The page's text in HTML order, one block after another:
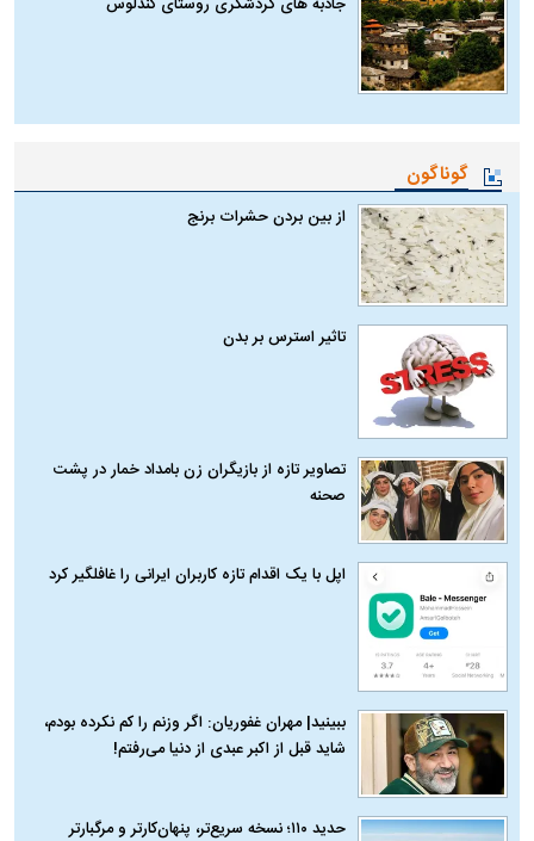
گوناگون
از بین بردن حشرات برنج
تاثیر استرس بر بدن
تصاویر تازه از بازیگران زن بامداد خمار در پشت
صحنه
اپل با یک اقدام تازه کاربران ایرانی را غافلگیر کرد
ببینید| مهران غفوریان: اگر وزنم را کم نکرده بودم،
شاید قبل از اکبر عبدی از دنیا می‌رفتم!
حدید ۱۱۰؛ نسخه سریع‌تر، پنهان‌کارتر و مرگبارتر